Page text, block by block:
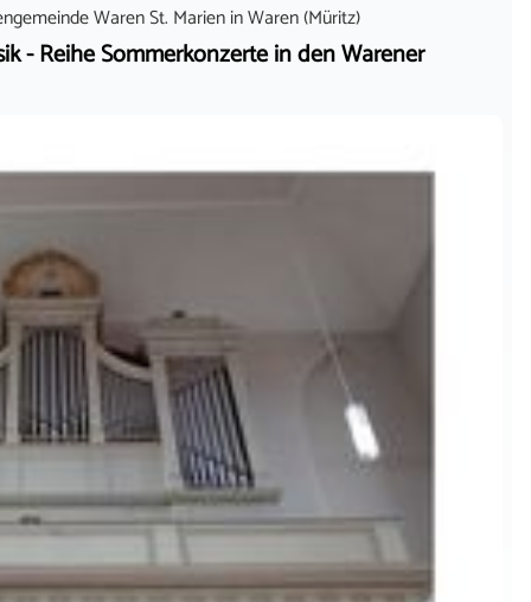
Waren St. MarieninWaren (Müritz)
- Reihe Sommerkonzerte in den Warener